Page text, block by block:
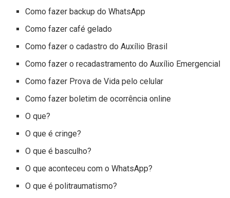
Como fazer backup do WhatsApp
Como fazer café gelado
Como fazer o cadastro do Auxílio Brasil
Como fazer o recadastramento do Auxílio Emergencial
Como fazer Prova de Vida pelo celular
Como fazer boletim de ocorrência online
O que?
O que é cringe?
O que é basculho?
O que aconteceu com o WhatsApp?
O que é politraumatismo?